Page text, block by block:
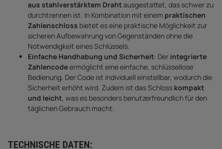
aus stahlverstärktem Drahtausgestattet, das schwer zu
durchtrennen ist. In Kombination mit einem praktischen
Zahlenschloss bietet es eine praktische Möglichkeit zur
sicheren Aufbewahrung von Gegenständen ohne die
Notwendigkeit eines Schlüssels.
Einfache Handhabung und Sicherheit: Der integrierte
Zahlencodeermöglicht eine einfache, schlüssellose
Bedienung. Der Code ist individuell einstellbar, wodurch die
Sicherheit erhöht wird. Zudem ist das Schloss kompakt
und leicht, was es besonders benutzerfreundlich für den
täglichen Gebrauch macht.
TECHNISCHE DATEN: